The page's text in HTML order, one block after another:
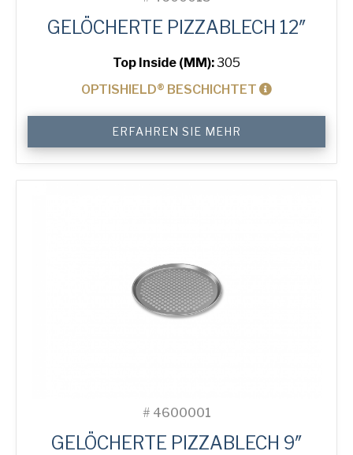
GELÖCHERTE PIZZABLECH 12″
Top Inside (MM):305
OPTISHIELD® BESCHICHTET
Pizza
Tray
Menge
ERFAHREN SIE MEHR
# 4600001
GELÖCHERTE PIZZABLECH 9″